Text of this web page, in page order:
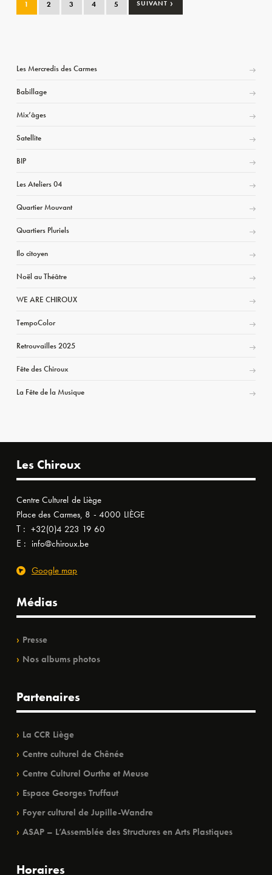
1 2 3 4 5 SUIVANT ›
Les Mercredis des Carmes
Babillage
Mix’âges
Satellite
BIP
Les Ateliers 04
Quartier Mouvant
Quartiers Pluriels
Ilo citoyen
Noël au Théâtre
WE ARE CHIROUX
TempoColor
Retrouvailles 2025
Fête des Chiroux
La Fête de la Musique
Les Chiroux
Centre Culturel de Liège
Place des Carmes, 8 - 4000 LIÈGE
T : +32(0)4 223 19 60
E : info@chiroux.be
Google map
Médias
Presse
Nos albums photos
Partenaires
La CCR Liège
Centre culturel de Chênée
Centre Culturel Ourthe et Meuse
Espace Georges Truffaut
Foyer culturel de Jupille-Wandre
ASAP – L’Assemblée des Structures en Arts Plastiques
Horaires